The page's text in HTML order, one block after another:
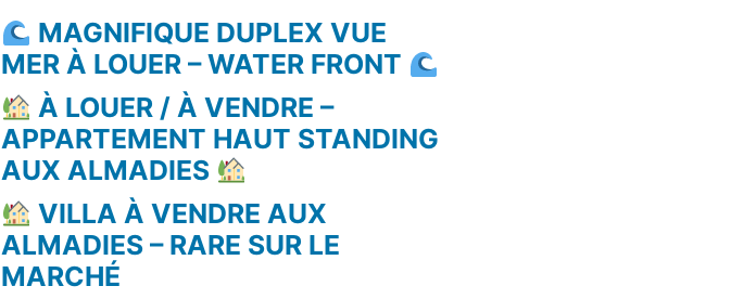
MAGNIFIQUE DUPLEX VUE
MER À LOUER – WATER FRONT
À LOUER / À VENDRE –
APPARTEMENT HAUT STANDING
AUX ALMADIES
VILLA À VENDRE AUX
ALMADIES – RARE SUR LE
MARCHÉ